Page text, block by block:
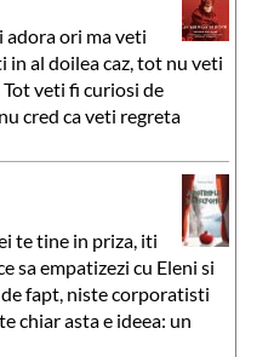
ori ma veti
in al doilea caz, tot nu veti
veti fi curiosi de
cred ca veti regreta
te tine in priza, iti
sa empatizezi cu Eleni si
de fapt, niste corporatisti
chiar asta e ideea: un